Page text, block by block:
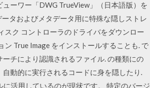
ーワー「DWG TrueView」（日本語版）を
タおよびメタデータ用に特殊な隠しストレ
スク コントローラのドライバをダウンロー
True Image をインストールすることも. で
チにより認識されるファイル. の種類にの
動的に実行されるコードに身を隠したり.
活用しているのが現状です。 特定のバージ